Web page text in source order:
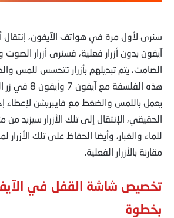
سنرى لأول مرة في هواتف الآيفون،
آيفون بدون أزرار فعلية، فسنرى أزرار الصوت
الصامت، يتم تبديلهم بأزرار تتحسس للمس
هذه الفلسفة مع
يعمل باللمس والضغط مع فايبريشن
الحقيقي، الإنتقال إلى تلك الأزرار سيزيد من
للماء والغبار، وأيضا الحفاظ على تلك الأزرار
مقارنة بالأزرار الفعلية.
تخصيص شاشة القفل في
بخطوة